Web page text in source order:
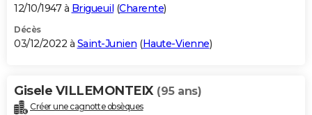
12/10/1947 à Brigueuil (Charente)
Décès
03/12/2022 à Saint-Junien (Haute-Vienne)
Gisele VILLEMONTEIX (95 ans)
Créer une cagnotte obsèques